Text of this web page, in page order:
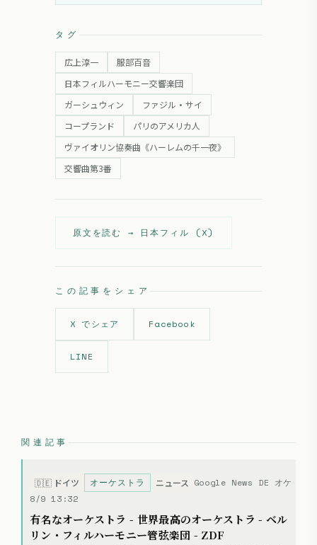
タグ
広上淳一 服部百音
日本フィルハーモニー交響楽団
ガーシュウィン ファジル・サイ
コープランド パリのアメリカ人
ヴァイオリン協奏曲《ハーレムの千一夜》
交響曲第3番
原文を読む → 日本フィル (X)
この記事をシェア
X でシェア Facebook
LINE
関連記事
🇩🇪 ドイツ オーケストラ ニュース
Google News DE オケ
8/9 13:32
有名なオーケストラ - 世界最高のオーケストラ - ベル
リン・フィルハーモニー管弦楽団 - ZDF